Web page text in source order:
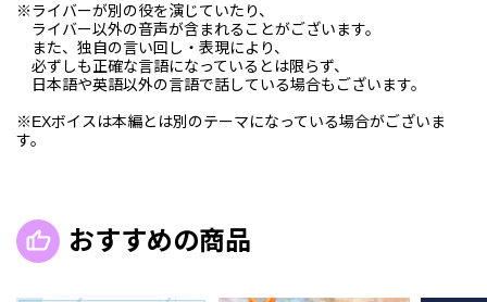
※ライバーが別の役を演じていたり、
ライバー以外の音声が含まれることがございます。
また、独自の言い回し・表現により、
必ずしも正確な言語になっているとは限らず、
日本語や英語以外の言語で話している場合もございます。
※EXボイスは本編とは別のテーマになっている場合がございま
す。
おすすめの商品